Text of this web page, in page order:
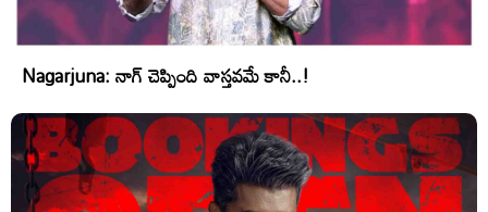
Nagarjuna: నాగ్ చెప్పింది వాస్తవమే కానీ..!